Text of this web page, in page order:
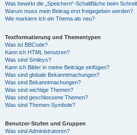
Was bewirkt die „Speichern“-Schaltfläche beim
Warum muss mein Beitrag erst freigegeben werden?
Wie markiere ich ein Thema als neu?
Textformatierung und Thementypen
Was ist BBCode?
Kann ich HTML benutzen?
Was sind Smileys?
Kann ich Bilder in meine Beiträge einfügen?
Was sind globale Bekanntmachungen?
Was sind Bekanntmachungen?
Was sind wichtige Themen?
Was sind geschlossene Themen?
Was sind Themen-Symbole?
Benutzer-Stufen und Gruppen
Was sind Administratoren?